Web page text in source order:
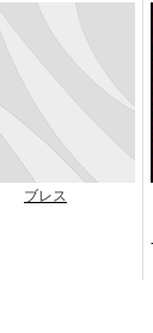
ブレス